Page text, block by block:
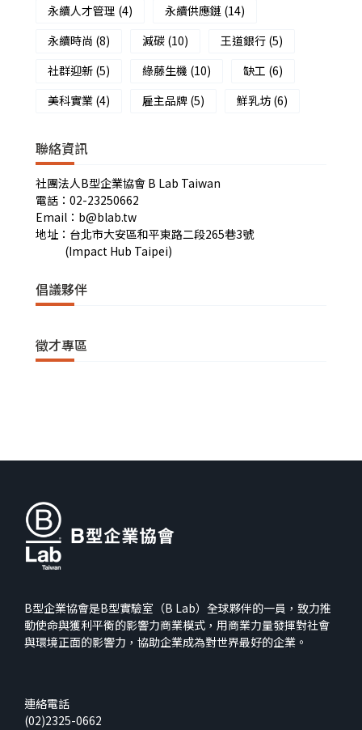
永續人才管理 (4) 永續供應鏈 (14)
永續時尚 (8) 減碳 (10) 王道銀行 (5)
社群迎新 (5) 綠藤生機 (10) 缺工 (6)
美科實業 (4) 雇主品牌 (5) 鮮乳坊 (6)
聯絡資訊
社團法人B型企業協會 B Lab Taiwan
電話：02-23250662
Email：b@blab.tw
地址：台北市大安區和平東路二段265巷3號
(Impact Hub Taipei)
倡議夥伴
徵才專區
B型企業協會是B型實驗室（B Lab）全球夥伴的一員，致力推
動使命與獲利平衡的影響力商業模式，用商業力量發揮對社會
與環境正面的影響力，協助企業成為對世界最好的企業。
連絡電話
(02)2325-0662